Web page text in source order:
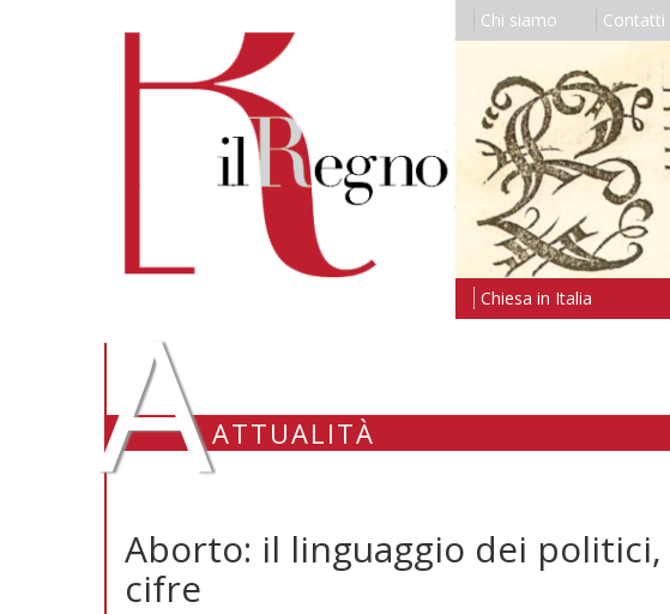
Chi siamo Contatti
Chiesa in Italia
AATTUALITÀ
Aborto: il linguaggio dei politici,
cifre